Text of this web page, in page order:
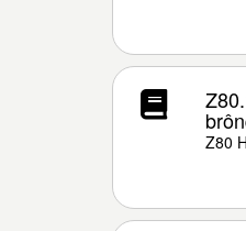
Z80